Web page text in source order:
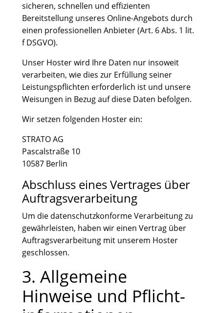
sicheren, schnellen und effizienten
Bereitstellung unseres Online-Angebots durch
einen professionellen Anbieter (Art. 6 Abs. 1 lit.
f DSGVO).
Unser Hoster wird Ihre Daten nur insoweit
verarbeiten, wie dies zur Erfüllung seiner
Leistungspflichten erforderlich ist und unsere
Weisungen in Bezug auf diese Daten befolgen.
Wir setzen folgenden Hoster ein:
STRATO AG
Pascalstraße 10
10587 Berlin
Abschluss eines Vertrages über
Auftragsverarbeitung
Um die datenschutzkonforme Verarbeitung zu
gewährleisten, haben wir einen Vertrag über
Auftragsverarbeitung mit unserem Hoster
geschlossen.
3. Allgemeine
Hinweise und Pflicht­